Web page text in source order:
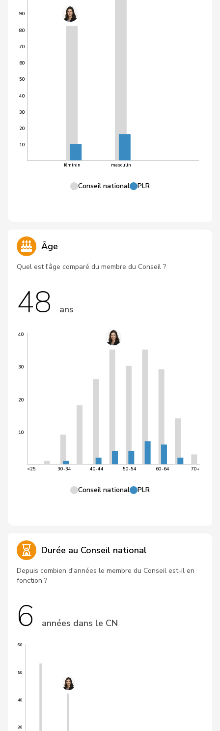
10
20
30
40
50
60
70
80
90
féminin masculin
Conseil national PLR
Âge
Quel est l'âge comparé du membre du Conseil ?
48 ans
10
20
30
40
<25 30-34 40-44 50-54 60-64 70+
Conseil national PLR
Durée au Conseil national
Depuis combien d'années le membre du Conseil est-il en
fonction ?
6 années dans le CN
30
40
50
60